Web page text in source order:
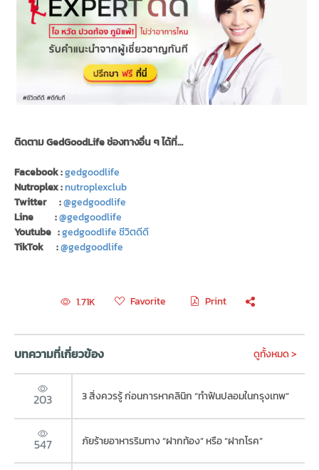
ติดตาม GedGoodLife ช่องทางอื่น ๆ ได้ที่…
Facebook :gedgoodlife
Nutroplex :nutroplexclub
Twitter :@gedgoodlife
Line :@gedgoodlife
Youtube :gedgoodlife ชีวิตดีดี
TikTok :@gedgoodlife
1.71K Favorite Print
บทความที่เกี่ยวข้อง ดูทั้งหมด >
203 3 สิ่งควรรู้ ก่อนการหาคลินิก “ทำฟันปลอมในกรุงเทพ”
547 ภัยร้ายอาหารริมทาง “ฝากท้อง” หรือ “ฝากโรค”